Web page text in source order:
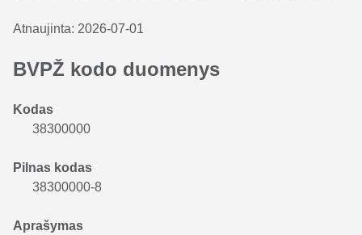
Atnaujinta: 2026-07-01
BVPŽ kodo duomenys
Kodas
38300000
Pilnas kodas
38300000-8
Aprašymas